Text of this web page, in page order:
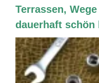
Terrassen,
dauerhaft schön